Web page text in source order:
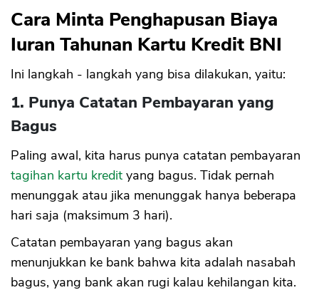
Cara Minta Penghapusan Biaya
Iuran Tahunan Kartu Kredit BNI
Ini langkah - langkah yang bisa dilakukan, yaitu:
1. Punya Catatan Pembayaran yang
Bagus
Paling awal, kita harus punya catatan pembayaran
tagihan kartu kredit yang bagus. Tidak pernah
menunggak atau jika menunggak hanya beberapa
hari saja (maksimum 3 hari).
Catatan pembayaran yang bagus akan
menunjukkan ke bank bahwa kita adalah nasabah
bagus, yang bank akan rugi kalau kehilangan kita.